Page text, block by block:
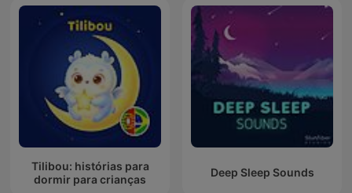
Tilibou: histórias para
dormir para crianças
Deep Sleep Sounds